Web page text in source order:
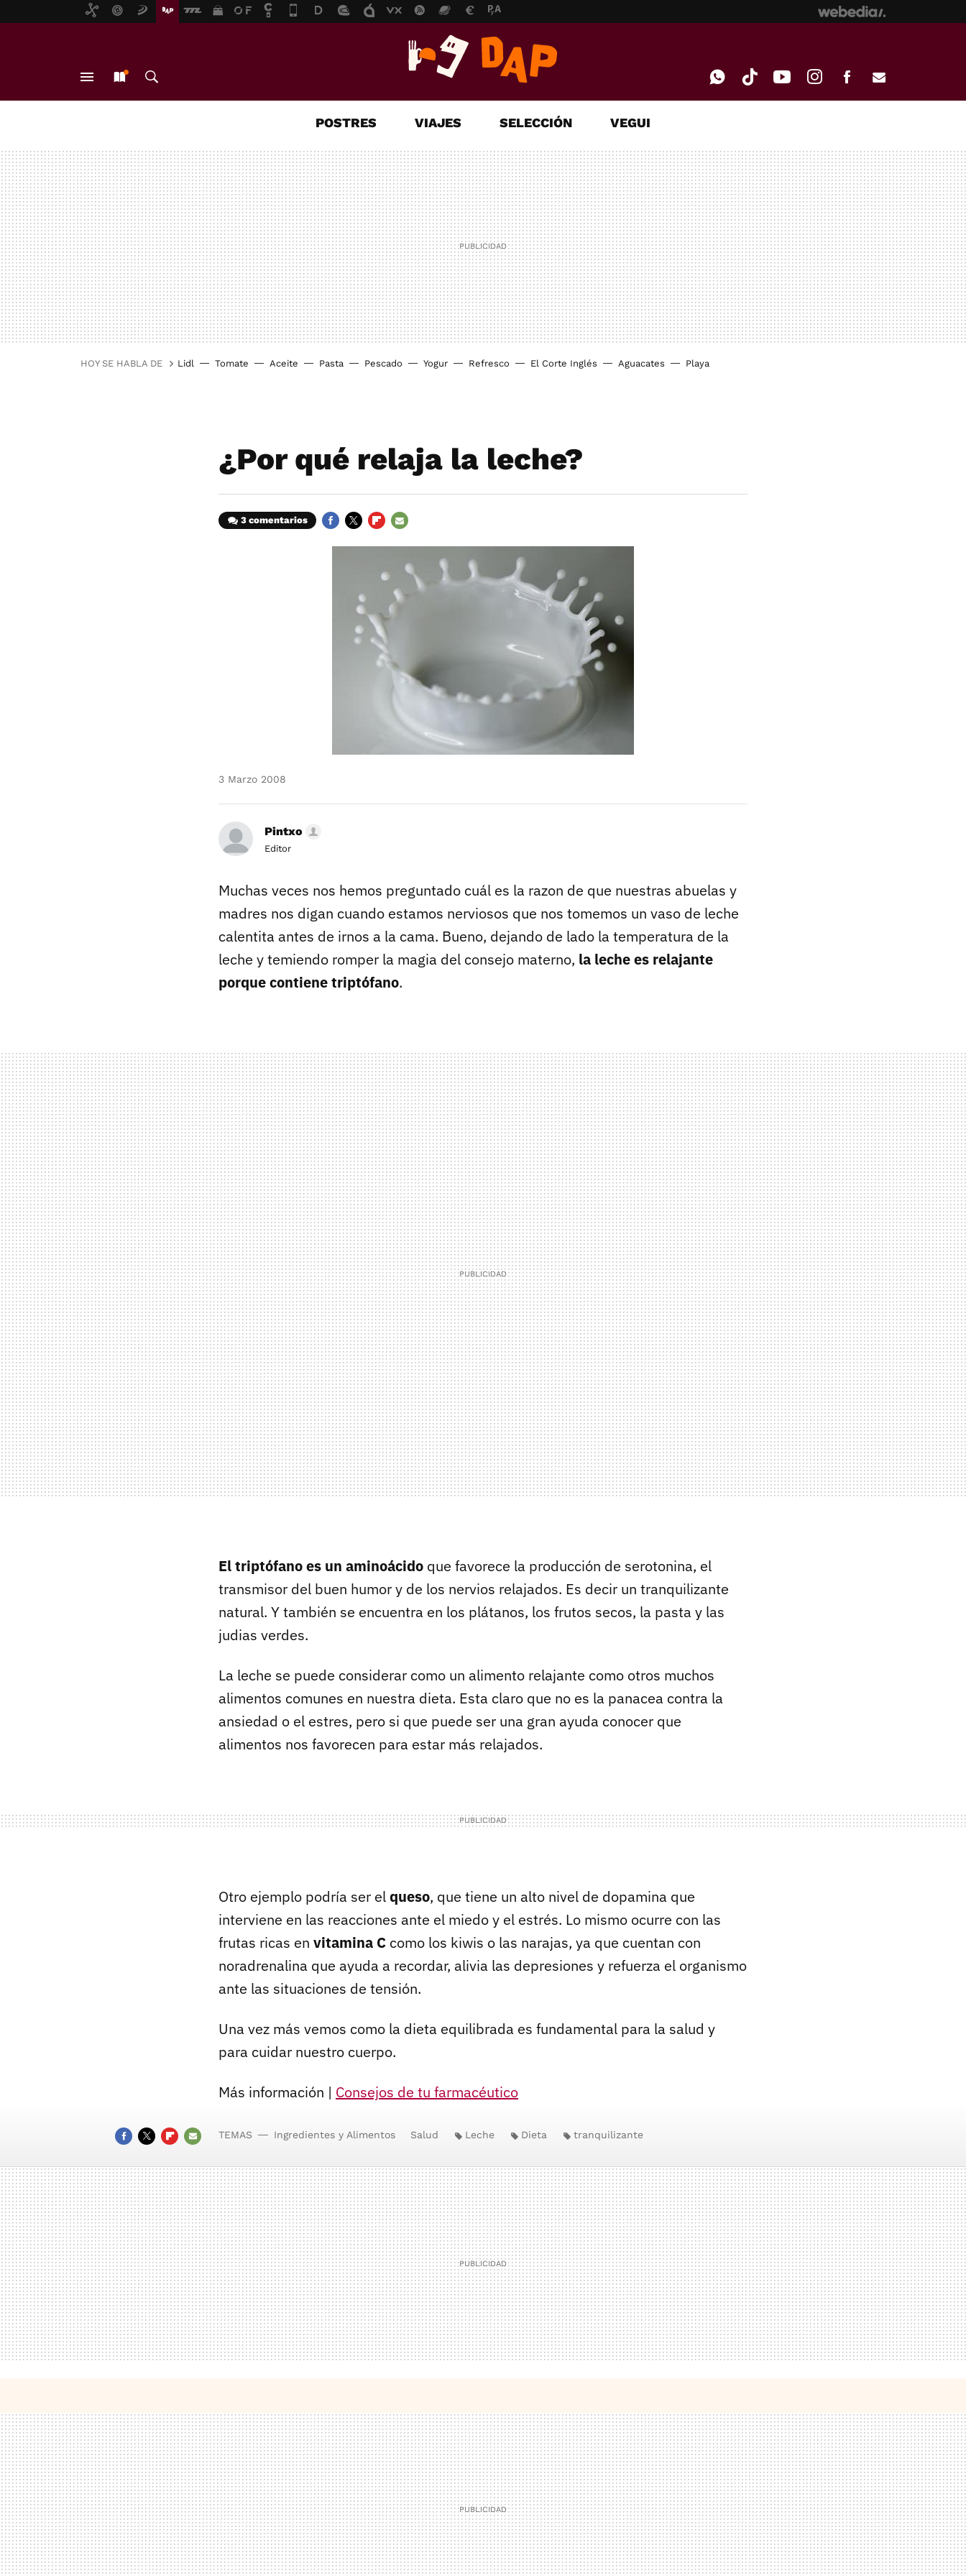
MAIL
POSTRES VIAJES SELECCIÓN VEGUI
HOY SE HABLA DE Lidl Tomate Aceite Pasta Pescado Yogur Refresco El Corte Inglés Aguacates Playa
¿Por qué relaja la leche?
3 comentarios
3 Marzo 2008
Pintxo
Editor
Muchas veces nos hemos preguntado cuál es la razon de que nuestras abuelas y
madres nos digan cuando estamos nerviosos que nos tomemos un vaso de leche
calentita antes de irnos a la cama. Bueno, dejando de lado la temperatura de la
leche y temiendo romper la magia del consejo materno, la leche es relajante
porque contiene triptófano.
El triptófano es un aminoácido que favorece la producción de serotonina, el
transmisor del buen humor y de los nervios relajados. Es decir un tranquilizante
natural. Y también se encuentra en los plátanos, los frutos secos, la pasta y las
judias verdes.
La leche se puede considerar como un alimento relajante como otros muchos
alimentos comunes en nuestra dieta. Esta claro que no es la panacea contra la
ansiedad o el estres, pero si que puede ser una gran ayuda conocer que
alimentos nos favorecen para estar más relajados.
Otro ejemplo podría ser elqueso, que tiene un alto nivel de dopamina que
interviene en las reacciones ante el miedo y el estrés. Lo mismo ocurre con las
frutas ricas en vitamina C como los kiwis o las narajas, ya que cuentan con
noradrenalina que ayuda a recordar, alivia las depresiones y refuerza el organismo
ante las situaciones de tensión.
Una vez más vemos como la dieta equilibrada es fundamental para la salud y
para cuidar nuestro cuerpo.
Más información | Consejos de tu farmacéutico
MAIL
TEMAS Ingredientes y Alimentos Salud Leche Dieta tranquilizante